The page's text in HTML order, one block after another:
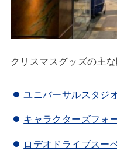
クリスマスグッズの主
ユニバーサルスタジ
キャラクターズフォ
ロデオドライブスー